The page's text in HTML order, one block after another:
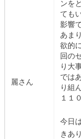
麗さん
ンを
ても
影響
あま
欲的
回の
り大
では
り組
１１
今日
きあ